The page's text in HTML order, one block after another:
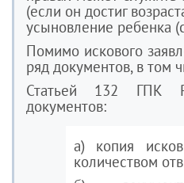
(если он достиг
усыновление ребенка
Помимо искового
ряд документов, в том
Статьей 132 ГПК
документов:
а) копия
количеством